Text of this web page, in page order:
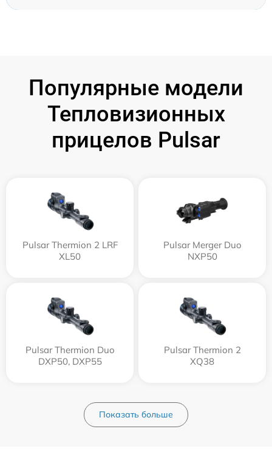
Популярные модели
Тепловизионных
прицелов Pulsar
Pulsar Thermion 2 LRF
XL50
Pulsar Merger Duo
NXP50
Pulsar Thermion Duo
DXP50, DXP55
Pulsar Thermion 2
XQ38
Показать больше